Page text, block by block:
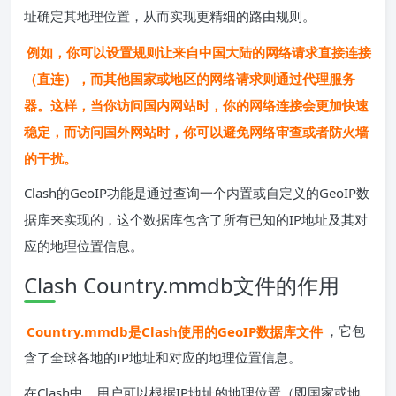
址确定其地理位置，从而实现更精细的路由规则。
例如，你可以设置规则让来自中国大陆的网络请求直接连接
（直连），而其他国家或地区的网络请求则通过代理服务
器。这样，当你访问国内网站时，你的网络连接会更加快速
稳定，而访问国外网站时，你可以避免网络审查或者防火墙
的干扰。
Clash的GeoIP功能是通过查询一个内置或自定义的GeoIP数
据库来实现的，这个数据库包含了所有已知的IP地址及其对
应的地理位置信息。
Clash Country.mmdb文件的作用
Country.mmdb是Clash使用的GeoIP数据库文件 ，它包
含了全球各地的IP地址和对应的地理位置信息。